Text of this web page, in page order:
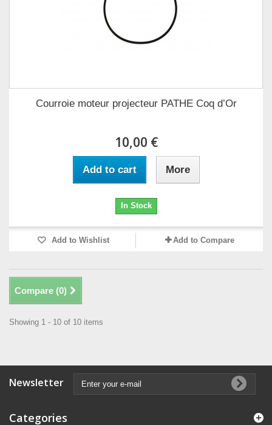
Courroie moteur projecteur PATHE Coq d’Or
10,00 €
Add to cart More
In Stock
Add to Wishlist Add to Compare
Compare (0)
Showing 1 - 10 of 10 items
Newsletter
Categories